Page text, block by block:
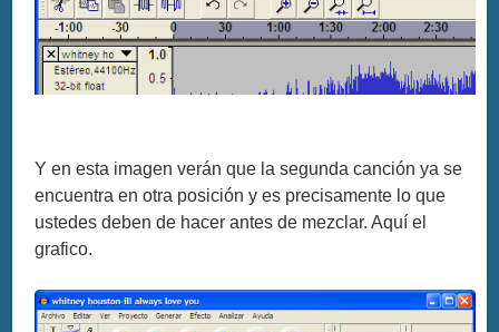
Y en esta imagen verán que la segunda canción ya se
encuentra en otra posición y es precisamente lo que
ustedes deben de hacer antes de mezclar. Aquí el
grafico.